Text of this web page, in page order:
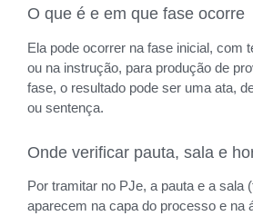
O que é e em que fase ocorre
Ela pode ocorrer na fase inicial, com
ou na instrução, para produção de
fase, o resultado pode ser uma ata,
ou sentença.
Onde verificar pauta, sala e
Por tramitar no PJe, a pauta e a sala
aparecem na capa do processo e na